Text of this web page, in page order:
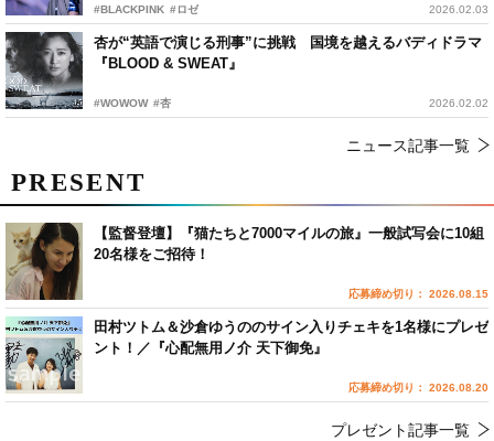
#BLACKPINK #ロゼ 2026.02.03
杏が“英語で演じる刑事”に挑戦 国境を越えるバディドラマ
『BLOOD & SWEAT』
#WOWOW #杏 2026.02.02
ニュース記事一覧
PRESENT
【監督登壇】『猫たちと7000マイルの旅』一般試写会に10組
20名様をご招待！
応募締め切り： 2026.08.15
田村ツトム＆沙倉ゆうののサイン入りチェキを1名様にプレゼ
ント！／『心配無用ノ介 天下御免』
応募締め切り： 2026.08.20
プレゼント記事一覧